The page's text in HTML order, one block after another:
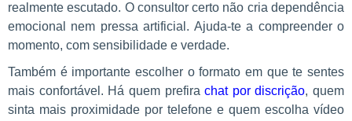
realmente escutado. O consultor certo não cria dependência
emocional nem pressa artificial. Ajuda-te a compreender o
momento, com sensibilidade e verdade.
Também é importante escolher o formato em que te sentes
mais confortável. Há quem prefirachat por discrição, quem
sinta mais proximidade por telefone e quem escolha vídeo